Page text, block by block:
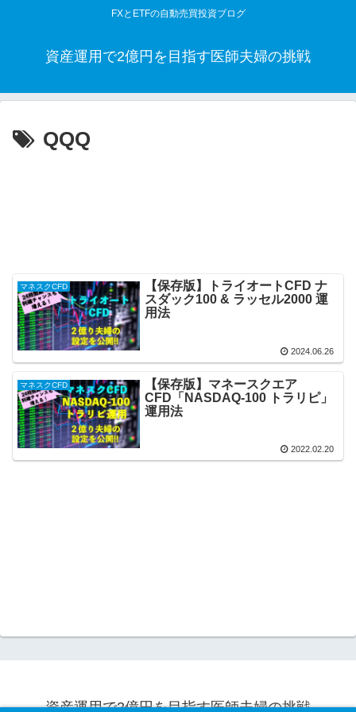
FXとETFの自動売買投資ブログ
資産運用で2億円を目指す医師夫婦の挑戦
QQQ
マネスクCFD
【保存版】トライオートCFD ナ
スダック100 & ラッセル2000 運
用法
2024.06.26
マネスクCFD
【保存版】マネースクエア
CFD「NASDAQ-100 トラリピ」
運用法
2022.02.20
資産運用で2億円を目指す医師夫婦の挑戦